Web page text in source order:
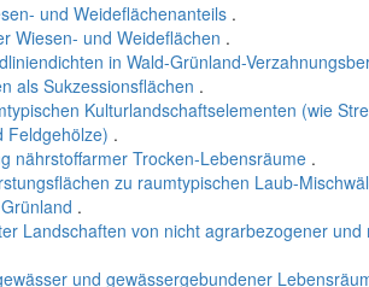
und Weideflächenanteils .
Wiesen- und Weideflächen .
in Wald-Grünland-
als Sukzessionsflächen .
Kulturlandschaftselementen (wie
Feldgehölze) .
nährstoffarmer Trocken-Lebensräume .
zu raumtypischen Laub-
.
Landschaften von nicht agrarbezogener und
und gewässergebundener